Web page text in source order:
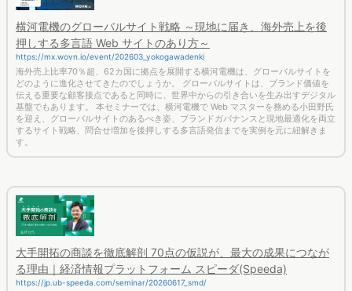
横河電機のグローバルサイト戦略 ～現地に届き、海外売上を後
押しする多言語 Web サイトのあり方～
https://mx.wovn.io/event/202603_yokogawadenki
海外売上比率70％超、62カ国に拠点を展開する横河電機は、グローバルサイトを
どのように進化させてきたのでしょうか。 グローバルサイトは、ブランド価値を
伝える重要な顧客接点であると同時に、世界中からの引き合いを生み出すデジタル
基盤でもあります。 本セミナーでは、横河電機で Web マスターを務める小田野氏
を迎え、グローバルサイトのあるべき姿、ブランドガバナンスと現地最適化を両立
するサイト戦略、問合せ増加を後押しする多言語発信までを実例を元に紐解きま
す。
大手開拓の商談を徹底解剖 70点の仮説が、最大の成果につなが
る理由｜経済情報プラットフォーム スピーダ(Speeda)
https://jp.ub-speeda.com/seminar/20260617_smd/